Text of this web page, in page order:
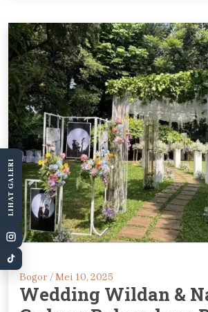
Bogor /Mei 10, 2025
Wedding Wildan &
LIHAT GALERI